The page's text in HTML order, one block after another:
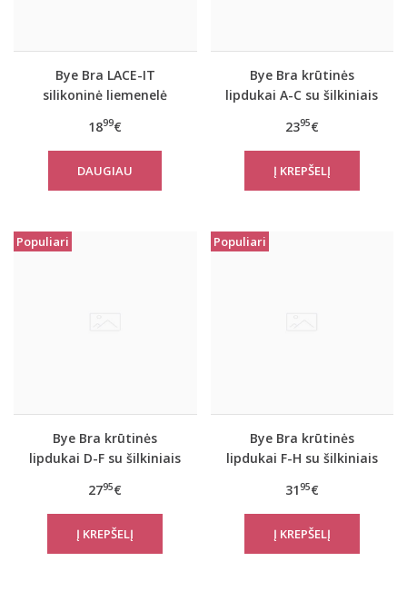
Bye Bra LACE-IT
silikoninė liemenelė
1899€
DAUGIAU
Bye Bra krūtinės
lipdukai A-C su šilkiniais
2395€
Populiari
Bye Bra krūtinės
lipdukai D-F su šilkiniais
2795€
Populiari
Bye Bra krūtinės
lipdukai F-H su šilkiniais
3195€